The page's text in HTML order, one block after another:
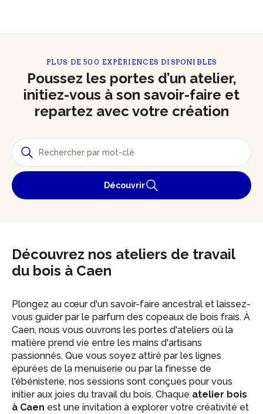
PLUS DE 500 EXPÉRIENCES DISPONIBLES
Poussez les portes d’un atelier,
initiez-vous à son savoir-faire et
repartez avec votre création
Découvrir
Découvrez nos ateliers de travail
du bois à Caen
Plongez au cœur d'un savoir-faire ancestral et laissez-
vous guider par le parfum des copeaux de bois frais. À
Caen, nous vous ouvrons les portes d'ateliers où la
matière prend vie entre les mains d'artisans
passionnés. Que vous soyez attiré par les lignes
épurées de la menuiserie ou par la finesse de
l'ébénisterie, nos sessions sont conçues pour vous
initier aux joies du travail du bois. Chaque atelier bois
à Caen est une invitation à explorer votre créativité et